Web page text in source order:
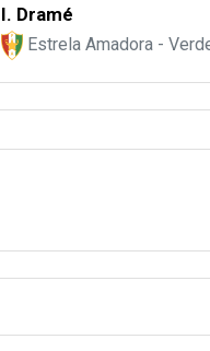
I. Dramé
Estrela Amadora -